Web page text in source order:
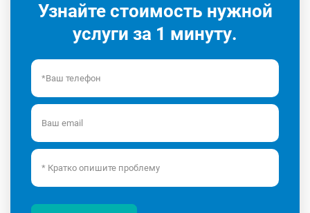
Узнайте стоимость нужной
услуги за 1 минуту.